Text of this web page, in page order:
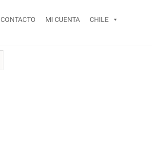
CONTACTO MI CUENTA CHILE